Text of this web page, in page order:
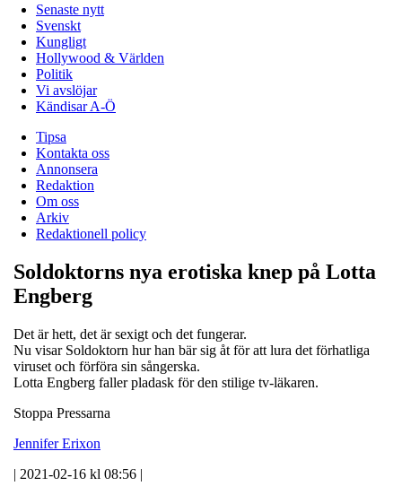
Senaste nytt
Svenskt
Kungligt
Hollywood & Världen
Politik
Vi avslöjar
Kändisar A-Ö
Tipsa
Kontakta oss
Annonsera
Redaktion
Om oss
Arkiv
Redaktionell policy
Soldoktorns nya erotiska knep på Lotta
Engberg
Det är hett, det är sexigt och det fungerar.
Nu visar Soldoktorn hur han bär sig åt för att lura det förhatliga
viruset och förföra sin sångerska.
Lotta Engberg faller pladask för den stilige tv-läkaren.
Stoppa Pressarna
Jennifer Erixon
| 2021-02-16 kl 08:56 |